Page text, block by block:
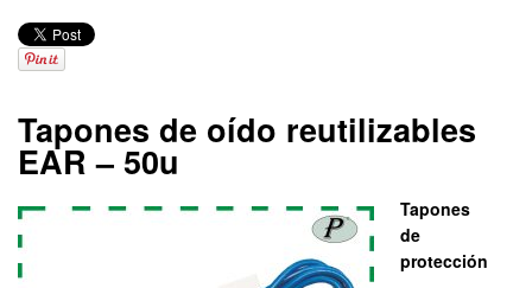
Tapones de oído reutilizables
EAR – 50u
Tapones
de
protección